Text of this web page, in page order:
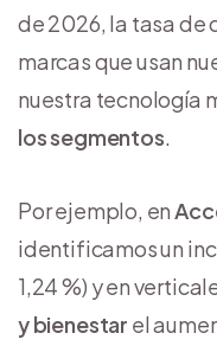
de 2026, la tasa de
marcas que usan
nuestra tecnología
los segmentos.
Por ejemplo, en
identificamos un
1,24 %) y en
y bienestar el